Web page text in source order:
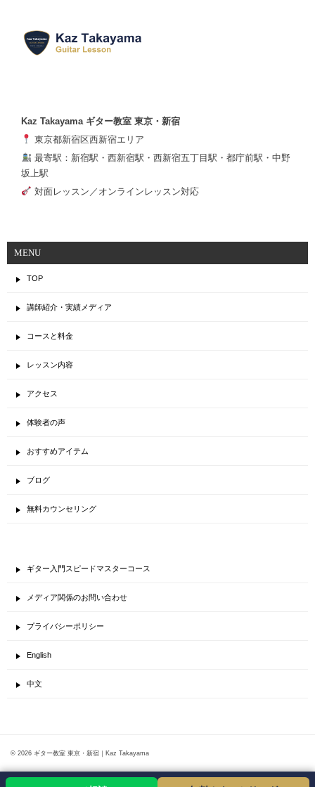
Kaz Takayama ギター教室 東京・新宿
東京都新宿区西新宿エリア
最寄駅：新宿駅・西新宿駅・西新宿五丁目駅・都庁前駅・中野
坂上駅
対面レッスン／オンラインレッスン対応
MENU
TOP
講師紹介・実績メディア
コースと料金
レッスン内容
アクセス
体験者の声
おすすめアイテム
ブログ
無料カウンセリング
ギター入門スピードマスターコース
メディア関係のお問い合わせ
プライバシーポリシー
English
中文
© 2026 ギター教室 東京・新宿｜Kaz Takayama